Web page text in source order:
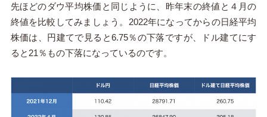
先ほどのダウ平均株価と同じように、昨年末の終値と４月の
終値を比較してみましょう。2022年になってからの日経平均
株価は、円建てで見ると6.75％の下落ですが、ドル建てにす
ると21％もの下落になっているのです。